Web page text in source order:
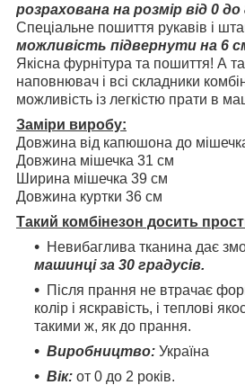
розрахована на розмір від 0 до
Спеціальне пошиття рукавів і
можливість підвернути на 6
Якісна фурнітура та пошиття! А
наповнювач і всі складники
можливість із легкістю прати в
Заміри виробу:
Довжина від капюшона до
Довжина мішечка 31 см
Ширина мішечка 39 см
Довжина куртки 36 см
Такий комбінезон досить
Невибаглива тканина дає
машинці за 30 градусів.
Після прання не втрачає
колір і яскравість, і теплові
такими ж, як до прання.
Виробництво: Україна
Вік: от 0 до 2 років.